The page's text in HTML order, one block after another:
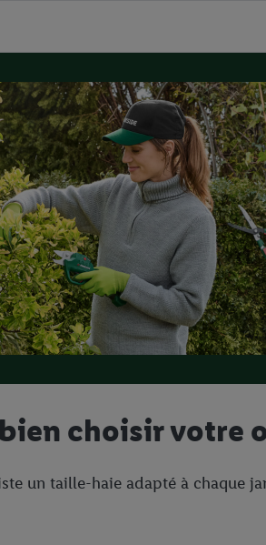
choisir votre
un taille-haie adapté à chaque